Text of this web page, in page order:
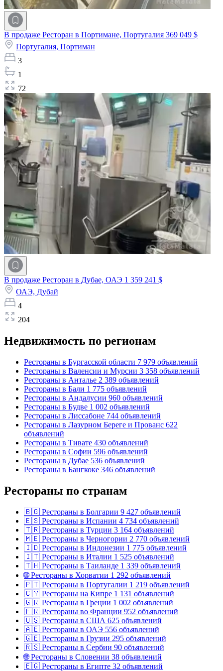
В продаже Ресторан в Портимане, Португалия 369 049 $
Португалия, Портиман
3
1
72
В продаже Ресторан в Дубае, ОАЭ 1 359 241 $
ОАЭ, Дубай
4
204
Недвижимость по регионам
Рестораны в Бургасской области 7 979 объявлений
Рестораны в Валенсии и Мурсии 3 358 объявлений
Рестораны в Анталье 2 389 объявлений
Рестораны в Бали 1 775 объявлений
Рестораны в Андалусии 960 объявлений
Рестораны в Будве 1 002 объявлений
Рестораны в Лиссабоне 744 объявлений
Рестораны в Лазурном Береге и Прованс 622
объявлений
Рестораны в Тивате 430 объявлений
Рестораны в Софии 596 объявлений
Рестораны в Дубае 536 объявлений
Рестораны в Бангкоке 346 объявлений
Рестораны по странам
🇧🇬 Рестораны в Болгарии 9 427 объявлений
🇪🇸 Рестораны в Испании 4 734 объявлений
🇹🇷 Рестораны в Турции 3 164 объявлений
🇲🇪 Рестораны в Черногории 2 770 объявлений
🇮🇩 Рестораны в Индонезии 1 775 объявлений
🇮🇹 Рестораны в Италии 1 525 объявлений
🇹🇭 Рестораны в Таиланде 1 339 объявлений
🌐 Рестораны в Хорватии 1 292 объявлений
🇵🇹 Рестораны в Португалии 1 219 объявлений
🇨🇾 Рестораны на Кипре 1 131 объявлений
🇬🇷 Рестораны в Греции 1 002 объявлений
🇫🇷 Рестораны во Франции 952 объявлений
🇺🇸 Рестораны в США 625 объявлений
🇦🇪 Рестораны в ОАЭ 556 объявлений
🇬🇪 Рестораны в Грузии 295 объявлений
🇷🇸 Рестораны в Сербии 90 объявлений
🌐 Рестораны в Словении 38 объявлений
🇪🇬 Рестораны в Египте 32 объявлений